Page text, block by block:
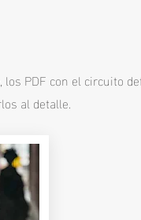
los PDF con el circuito
al detalle.